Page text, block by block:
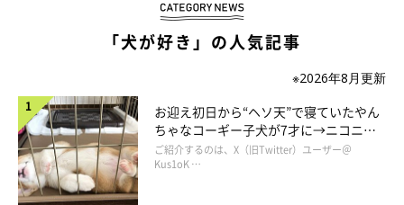
「犬が好き」の人気記事
※2026年8月更新
お迎え初日から“ヘソ天”で寝ていたやん
ちゃなコーギー子犬が7才に→ニコニ
コ“コーギースマイル”が魅力のコに成
長！
ご紹介するのは、X（旧Twitter）ユーザー＠
Kus1oK …